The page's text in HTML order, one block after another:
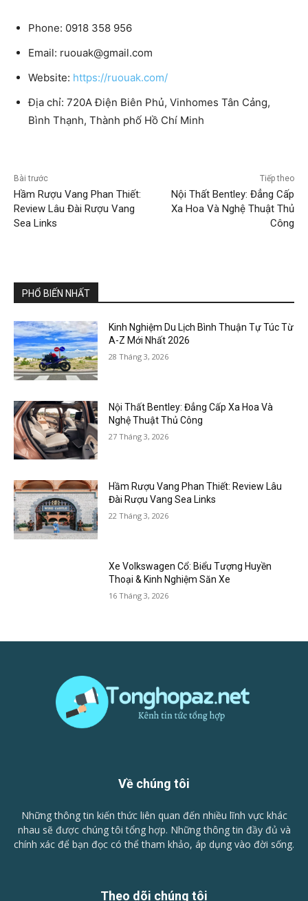
Phone: 0918 358 956
Email: ruouak@gmail.com
Website: https://ruouak.com/
Địa chỉ: 720A Điện Biên Phủ, Vinhomes Tân Cảng,
Bình Thạnh, Thành phố Hồ Chí Minh
Bài trước
Hầm Rượu Vang Phan Thiết:
Review Lâu Đài Rượu Vang
Sea Links
Tiếp theo
Nội Thất Bentley: Đẳng Cấp
Xa Hoa Và Nghệ Thuật Thủ
Công
PHỔ BIẾN NHẤT
Kinh Nghiệm Du Lịch Bình Thuận Tự Túc Từ
A-Z Mới Nhất 2026
28 Tháng 3, 2026
Nội Thất Bentley: Đẳng Cấp Xa Hoa Và
Nghệ Thuật Thủ Công
27 Tháng 3, 2026
Hầm Rượu Vang Phan Thiết: Review Lâu
Đài Rượu Vang Sea Links
22 Tháng 3, 2026
Xe Volkswagen Cổ: Biểu Tượng Huyền
Thoại & Kinh Nghiệm Săn Xe
16 Tháng 3, 2026
Về chúng tôi
Những thông tin kiến thức liên quan đến nhiều lĩnh vực khác
nhau sẽ được chúng tôi tổng hợp. Những thông tin đầy đủ và
chính xác để bạn đọc có thể tham khảo, áp dụng vào đời sống.
Theo dõi chúng tôi